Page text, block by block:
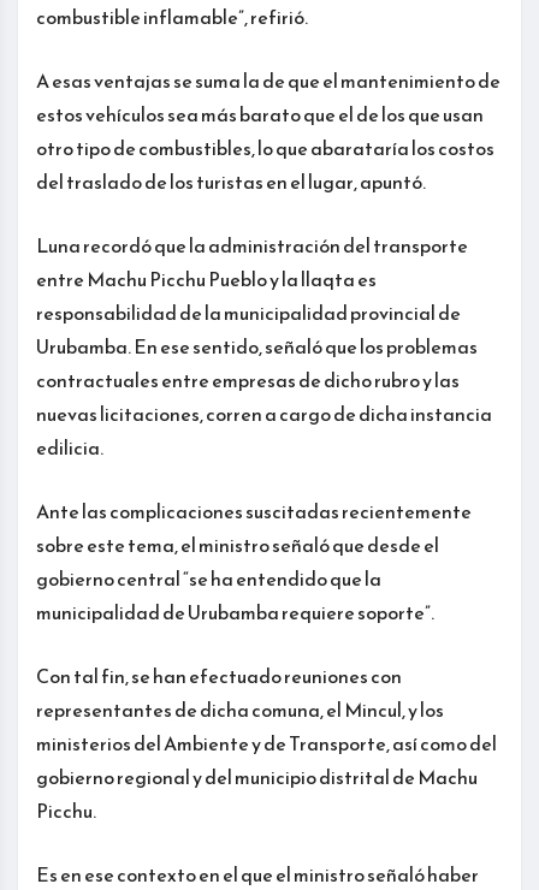
combustible inflamable”, refirió.
A esas ventajas se suma la de que el mantenimiento de
estos vehículos sea más barato que el de los que usan
otro tipo de combustibles, lo que abarataría los costos
del traslado de los turistas en el lugar, apuntó.
Luna recordó que la administración del transporte
entre Machu Picchu Pueblo y la llaqta es
responsabilidad de la municipalidad provincial de
Urubamba. En ese sentido, señaló que los problemas
contractuales entre empresas de dicho rubro y las
nuevas licitaciones, corren a cargo de dicha instancia
edilicia.
Ante las complicaciones suscitadas recientemente
sobre este tema, el ministro señaló que desde el
gobierno central “se ha entendido que la
municipalidad de Urubamba requiere soporte”.
Con tal fin, se han efectuado reuniones con
representantes de dicha comuna, el Mincul, y los
ministerios del Ambiente y de Transporte, así como del
gobierno regional y del municipio distrital de Machu
Picchu.
Es en ese contexto en el que el ministro señaló haber